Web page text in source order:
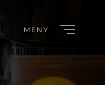
MENY